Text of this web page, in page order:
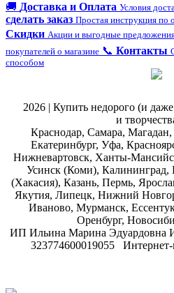
🚚 Доставка и Оплата Условия
сделать заказ Простая инструкция
Скидки Акции и выгодные
покупателей о магазине 📞 Контакты
способом
2026 | Купить недорого (и
и
Краснодар, Самара,
Екатеринбург, Уфа,
Нижневартовск, Ханты-
Усинск (Коми), Калининград,
(Хакасия), Казань, Пермь,
Якутия, Липецк, Нижний
Иваново, Мурманск,
Оренбург,
ИП Ильина Марина Эдуардовна
323774600019055